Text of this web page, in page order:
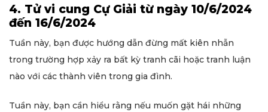
4. Tử vi cung Cự Giải từ ngày 10/6/2024
đến 16/6/2024
Tuần này, bạn được hướng dẫn đừng mất kiên nhẫn
trong trường hợp xảy ra bất kỳ tranh cãi hoặc tranh luận
nào với các thành viên trong gia đình.
Tuần này, bạn cần hiểu rằng nếu muốn gặt hái những